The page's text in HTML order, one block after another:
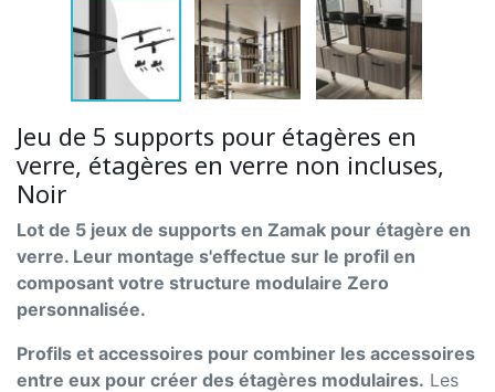
Jeu de 5 supports pour étagères en
verre, étagères en verre non incluses,
Noir
Lot de 5 jeux de supports en Zamak pour étagère en
verre. Leur montage s'effectue sur le profil en
composant votre structure modulaire Zero
personnalisée.
Profils et accessoires pour combiner les accessoires
entre eux pour créer des étagères modulaires. Les